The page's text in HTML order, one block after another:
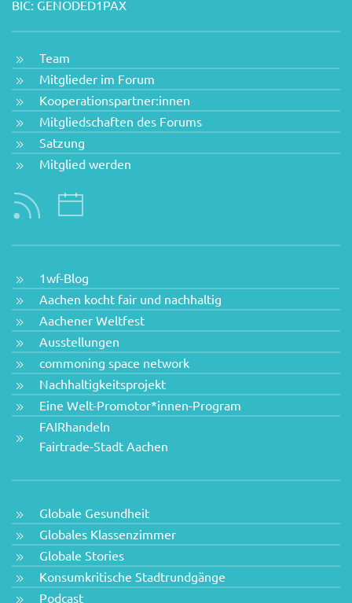
BIC: GENODED1PAX
Team
Mitglieder im Forum
Kooperationspartner:innen
Mitgliedschaften des Forums
Satzung
Mitglied werden
1wf-Blog
Aachen kocht fair und nachhaltig
Aachener Weltfest
Ausstellungen
commoning space network
Nachhaltigkeitsprojekt
Eine Welt-Promotor*innen-Program
FAIRhandeln
Fairtrade-Stadt Aachen
Globale Gesundheit
Globales Klassenzimmer
Globale Stories
Konsumkritische Stadtrundgänge
Podcast